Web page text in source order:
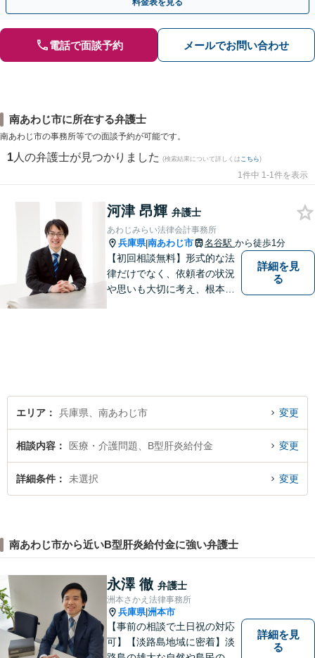
料金表を見る
電話で面談予約 メールでお問い合わせ
南あわじ市に所在する弁護士
南あわじ市の事務所等での面談予約が可能です。
1 人の弁護士が見つかりました (検索結果について詳しくは こちら)
1件中 1-1件を表示
河津 昂輝 弁護士
あわじみらい法律会計事務所
兵庫県|南あわじ市 名谷駅 から徒歩1分
【初回相談無料】形式的な法
律だけでなく、依頼者の状況
や思いも大切に考え、根本的
談可】
詳細を見
る
エリア 兵庫県、南あわじ市 変更
相談内容 医療・介護問題、B型肝炎給付金 変更
詳細条件 未選択 変更
南あわじ市から近いB型肝炎給付金に強い弁護士
永澤 徹 弁護士
洲本さかえ法律事務所
兵庫県|洲本市
【事前の相談で土日祝の対応
可】【淡路島地域に密着】淡
詳細を見
る